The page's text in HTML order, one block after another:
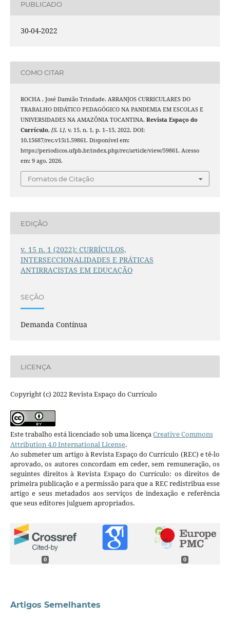
PUBLICADO
30-04-2022
COMO CITAR
ROCHA , José Damião Trindade. ARRANJOS CURRICULARES DO
TRABALHO DIDÁTICO PEDAGÓGICO NA PANDEMIA EM ESCOLAS E
UNIVERSIDADES NA AMAZÔNIA TOCANTINA. Revista Espaço do
Currículo, [S. l.], v. 15, n. 1, p. 1–15, 2022. DOI:
10.15687/rec.v15i1.59861. Disponível em:
https://periodicos.ufpb.br/index.php/rec/article/view/59861. Acesso
em: 9 ago. 2026.
Fomatos de Citação
EDIÇÃO
v. 15 n. 1 (2022): CURRÍCULOS,
INTERSECCIONALIDADES E PRÁTICAS
ANTIRRACISTAS EM EDUCAÇÃO
SEÇÃO
Demanda Contínua
LICENÇA
Copyright (c) 2022 Revista Espaço do Currículo
Este trabalho está licenciado sob uma licençaCreative Commons
Attribution 4.0 International License.
Ao submeter um artigo à Revista Espaço do Currículo (REC) e tê-lo
aprovado, os autores concordam em ceder, sem remuneração, os
seguintes direitos à Revista Espaço do Currículo: os direitos de
primeira publicação e a permissão para que a REC redistribua esse
artigo e seus metadados aos serviços de indexação e referência
que seus editores julguem apropriados.
0 0
Artigos Semelhantes